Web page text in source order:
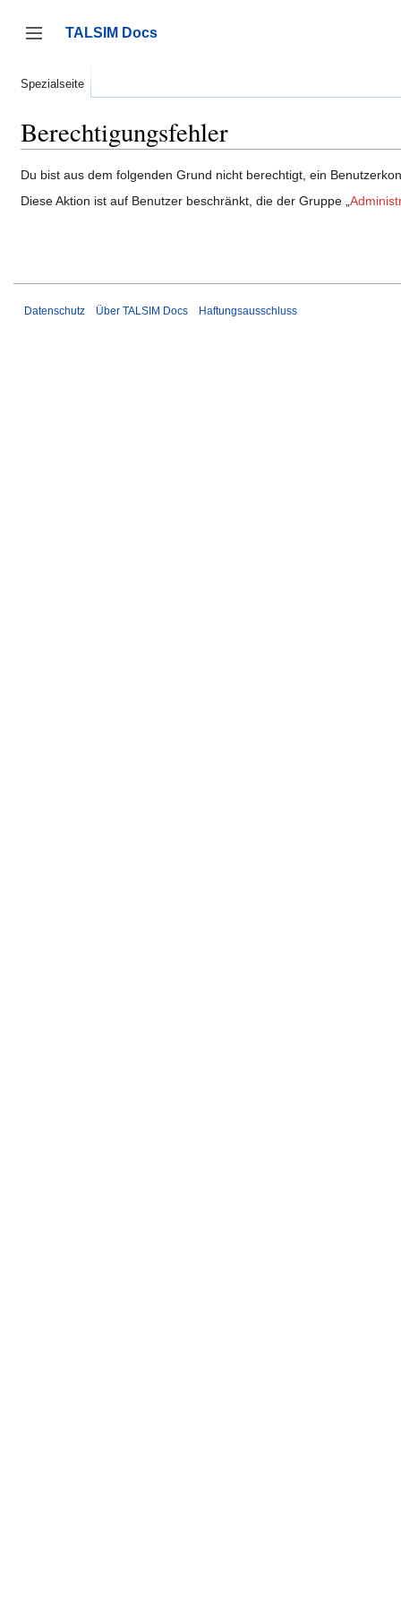
springen
Seitenleiste umschalten
TALSIM Docs
Spezialseite
Berechtigungsfehler
Du bist aus dem folgenden Grund nicht berechtigt, ein
Diese Aktion ist auf Benutzer beschränkt, die der Gruppe „
Datenschutz Über TALSIM Docs Haftungsausschluss